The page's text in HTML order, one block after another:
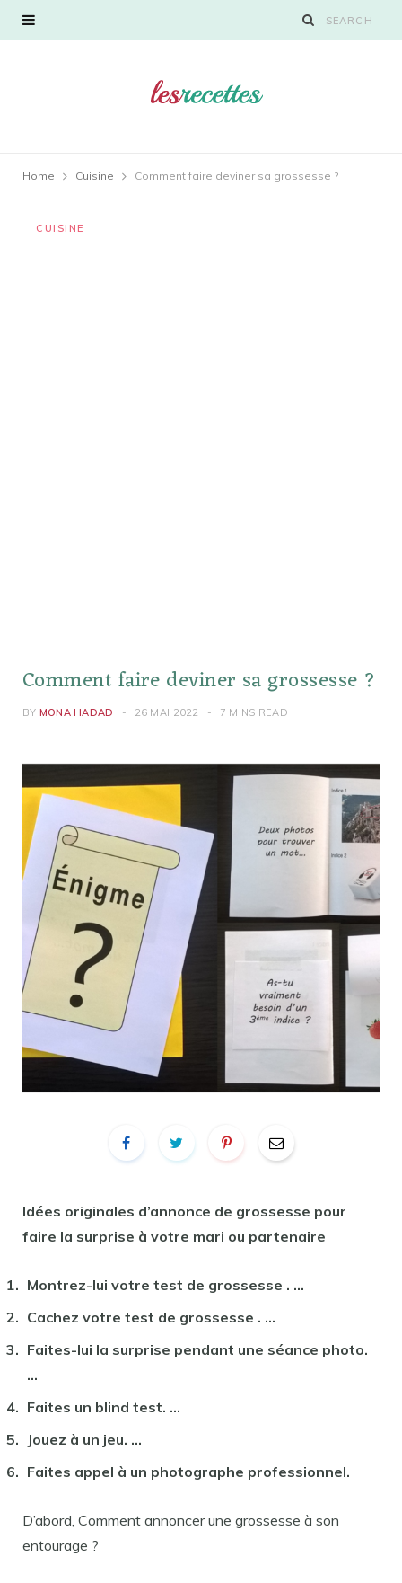
Home Cuisine Comment faire deviner sa grossesse ?
CUISINE
Comment faire deviner sa grossesse ?
BY MONA HADAD 26 MAI 2022 7 MINS READ
Idées originales d’annonce de grossesse pour
faire la surprise à votre mari ou partenaire
Montrez-lui votre test de grossesse . …
Cachez votre test de grossesse . …
Faites-lui la surprise pendant une séance photo.
…
Faites un blind test. …
Jouez à un jeu. …
Faites appel à un photographe professionnel.
D’abord, Comment annoncer une grossesse à son
entourage ?